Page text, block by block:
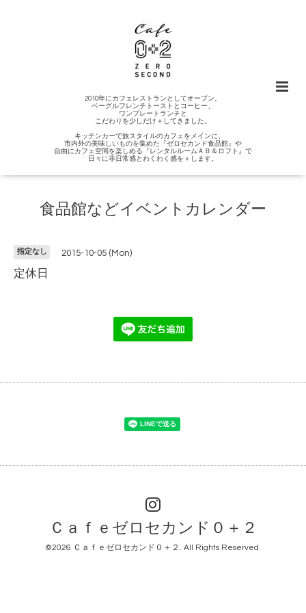
2010年にカフェレストランとしてオープン。
ベーグルフレンチトーストとコーヒー、
ワンプレートランチと
こだわりを少しだけ＋してきました。
キッチンカーで旅スタイルのカフェをメインに、
市内外の美味しいものを集めた『ゼロセカンド食品館』や
自由にカフェ空間を楽しめる『レンタルルームＡＢ＆ロフト』で
日々に非日常感とわくわく感を＋します。
食品館などイベントカレンダー
指定なし 2015-10-05 (Mon)
定休日
Ｃａｆｅゼロセカンド０＋２
©2026 Ｃａｆｅゼロセカンド０＋２ . All Rights Reserved.